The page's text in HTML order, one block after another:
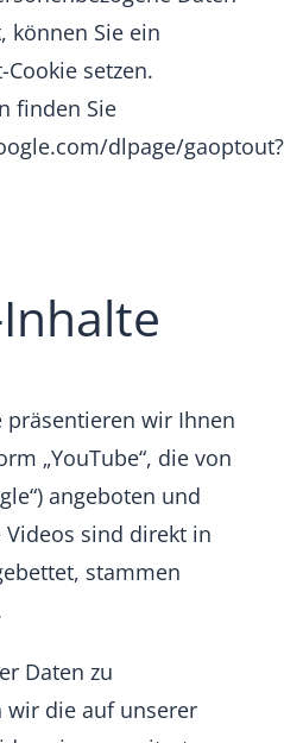
können Sie ein
setzen.
finden Sie
dlpage/gaoptout?
präsentieren wir Ihnen
„YouTube“, die von
angeboten und
sind direkt in
stammen
Daten zu
wir die auf unserer